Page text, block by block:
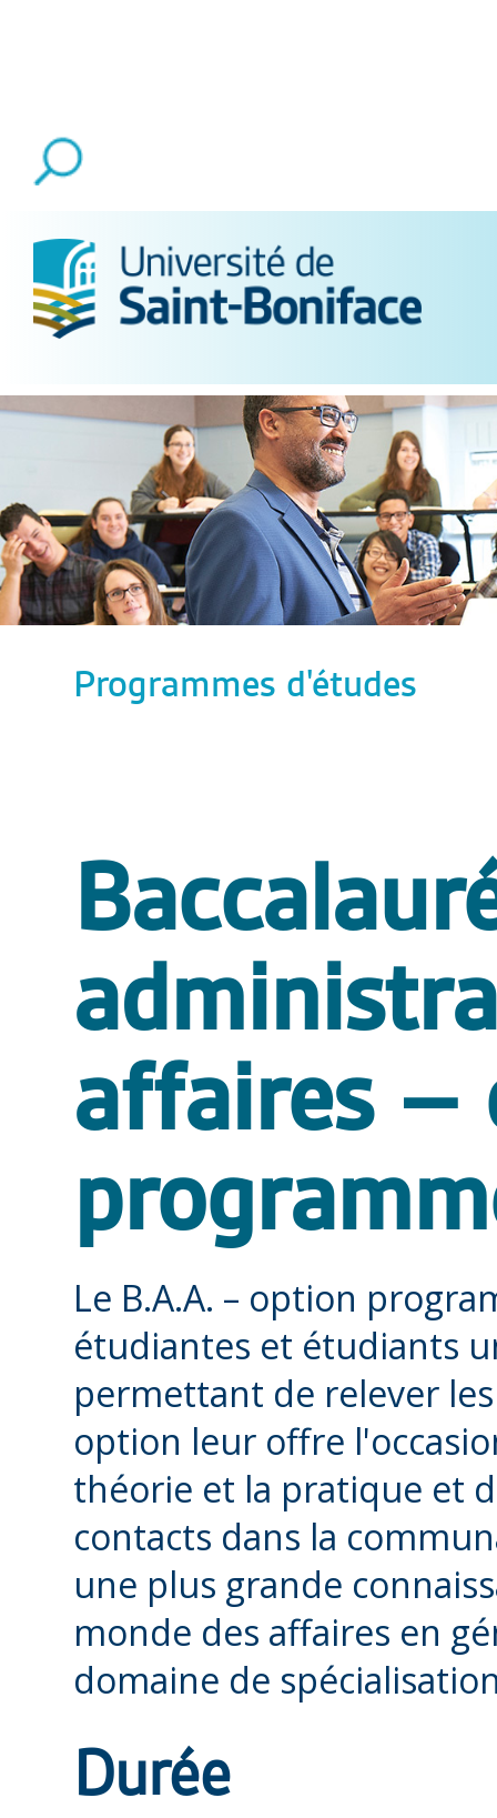
Programmes d'études
affaires –
Le B.A.A. – option
étudiantes et étudiants
permettant de relever
option leur offre
théorie et la pratique et
contacts dans la
une plus grande
monde des affaires en
domaine de
Durée